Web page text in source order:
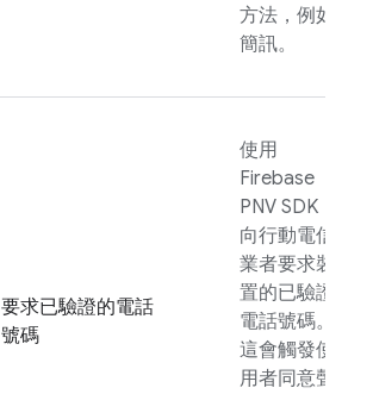
方法，例如
簡訊。
要求已驗證的電話
號碼
使用
Firebase
PNV SDK
向行動電信
業者要求裝
置的已驗證
電話號碼。
這會觸發使
用者同意聲